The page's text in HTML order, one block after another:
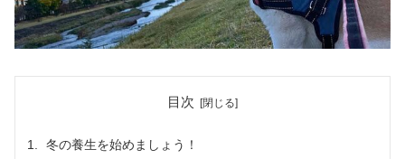
目次
冬の養生を始めましょう！